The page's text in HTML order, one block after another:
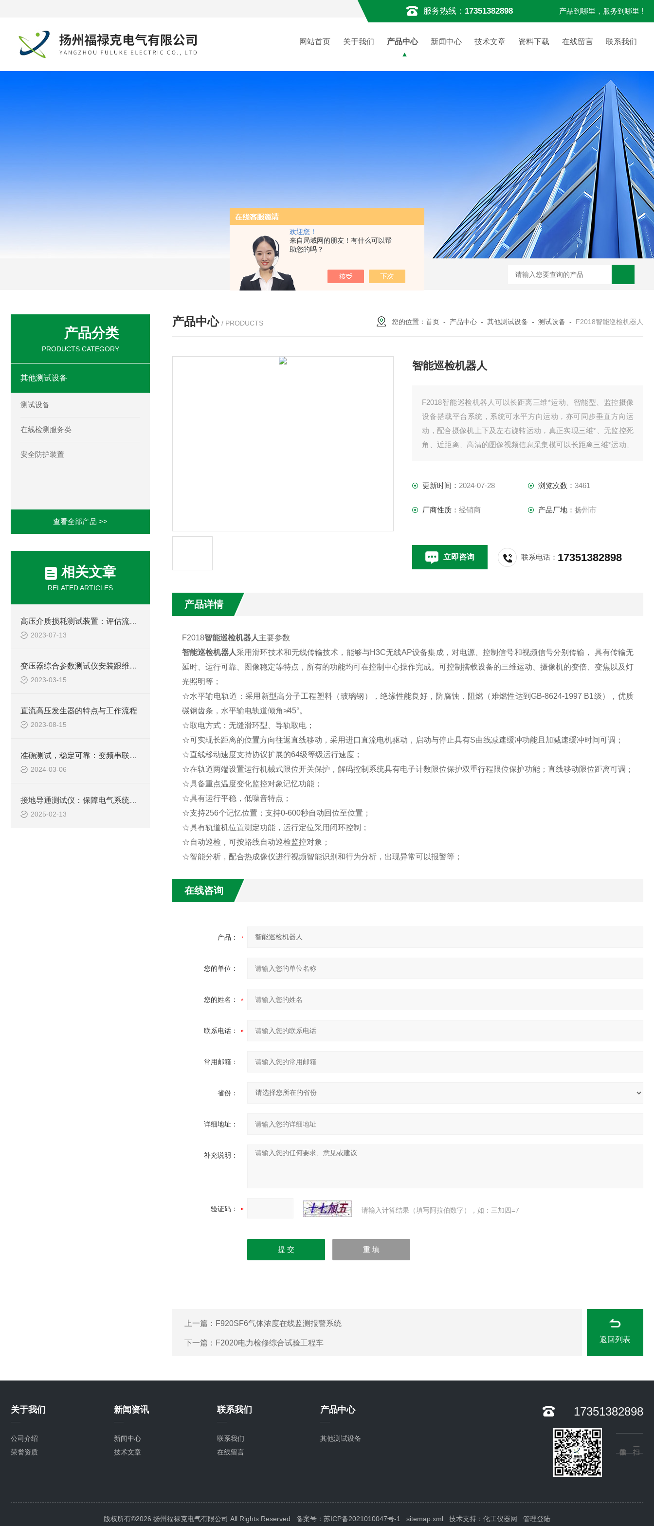
欢迎您！
来自局域网的朋友！有什么可以帮
助您的吗？
服务热线： 17351382898 产品到哪里，服务到哪里 !
网站首页 关于我们 产品中心 新闻中心 技术文章 资料下载 在线留言 联系我们
产品分类
PRODUCTS CATEGORY
其他测试设备
测试设备
在线检测服务类
安全防护装置
查看全部产品 >>
相关文章
RELATED ARTICLES
高压介质损耗测试装置：评估流体输送过程中的能量损失
2023-07-13
变压器综合参数测试仪安装跟维护有哪些要注意
2023-03-15
直流高压发生器的特点与工作流程
2023-08-15
准确测试，稳定可靠：变频串联谐振成套试验装置的技术优势
2024-03-06
接地导通测试仪：保障电气系统稳定运行的关键工具
2025-02-13
产品中心 / PRODUCTS 您的位置： 首页 - 产品中心 - 其他测试设备 - 测试设备 - F2018智能巡检机器人
智能巡检机器人
F2018智能巡检机器人可以长距离三维*运动、智能型、监控摄像
设备搭载平台系统，系统可水平方向运动，亦可同步垂直方向运
动，配合摄像机上下及左右旋转运动，真正实现三维*、无监控死
角、近距离、高清的图像视频信息采集模可以长距离三维*运动、
更新时间： 2024-07-28 浏览次数： 3461
厂商性质：经销商 产品厂地： 扬州市
立即咨询 联系电话： 17351382898
产品详情
F2018智能巡检机器人主要参数
智能巡检机器人采用滑环技术和无线传输技术，能够与H3C无线AP设备集成，对电源、控制信号和视频信号分别传输， 具有传输无
延时、运行可靠、图像稳定等特点，所有的功能均可在控制中心操作完成。可控制搭载设备的三维运动、摄像机的变倍、变焦以及灯
光照明等；
☆水平输电轨道：采用新型高分子工程塑料（玻璃钢），绝缘性能良好，防腐蚀，阻燃（难燃性达到GB-8624-1997 B1级），优质
碳钢齿条，水平输电轨道倾角≯45°。
☆取电方式：无缝滑环型、导轨取电；
☆可实现长距离的位置方向往返直线移动，采用进口直流电机驱动，启动与停止具有S曲线减速缓冲功能且加减速缓冲时间可调；
☆直线移动速度支持协议扩展的64级等级运行速度；
☆在轨道两端设置运行机械式限位开关保护，解码控制系统具有电子计数限位保护双重行程限位保护功能；直线移动限位距离可调；
☆具备重点温度变化监控对象记忆功能；
☆具有运行平稳，低噪音特点；
☆支持256个记忆位置；支持0-600秒自动回位至位置；
☆具有轨道机位置测定功能，运行定位采用闭环控制；
☆自动巡检，可按路线自动巡检监控对象；
☆智能分析，配合热成像仪进行视频智能识别和行为分析，出现异常可以报警等；
在线咨询
产品：
您的单位：
您的姓名：
联系电话：
常用邮箱：
省份：
详细地址：
补充说明：
验证码： 请输入计算结果（填写阿拉伯数字），如：三加四=7
上一篇： F920SF6气体浓度在线监测报警系统
下一篇： F2020电力检修综合试验工程车 返回列表
关于我们
公司介绍
荣誉资质
新闻资讯
新闻中心
技术文章
联系我们
联系我们
在线留言
产品中心
其他测试设备
17351382898
版权所有©2026 扬州福禄克电气有限公司 All Rights Reserved 备案号：苏ICP备2021010047号-1 sitemap.xml 技术支持： 化工仪器网 管理登陆